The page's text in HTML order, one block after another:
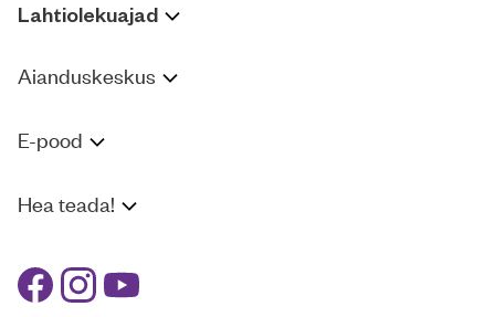
Lahtiolekuajad
Aianduskeskus
E-pood
Hea teada!